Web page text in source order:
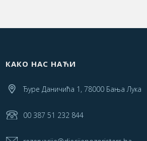
КАКО НАС НАЋИ
Ђуре Даничића 1, 78000 Бања Лука
00 387 51 232 844